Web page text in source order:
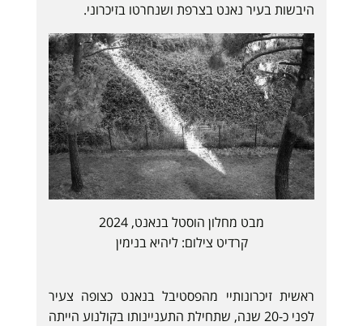
היבשות בעיר נאנט בצרפת ושנחרטו בזיכרוני.
מבט מחלון הוסטל בנאנט, 2024
קרדיט צילום: ליהיא בנימין
ראשית זיכרונותיי מהפסטיבל בנאנט כצופה צעיר
לפני כ-20 שנה, שתחילת התעניינותו בקולנוע הייתה